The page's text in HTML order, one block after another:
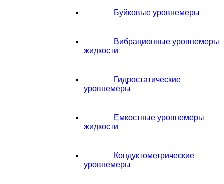
Буйковые уровнемеры
Вибрационные уровнемеры
жидкости
Гидростатические
уровнемеры
Емкостные уровнемеры
жидкости
Кондуктометрические
уровнемеры